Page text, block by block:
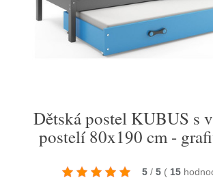
Dětská postel KUBUS s
postelí 80x190 cm -
5 / 5 ( 15